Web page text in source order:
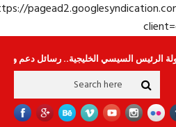
https://
السيسي الخليجية.. رسائل دعم وتضامن